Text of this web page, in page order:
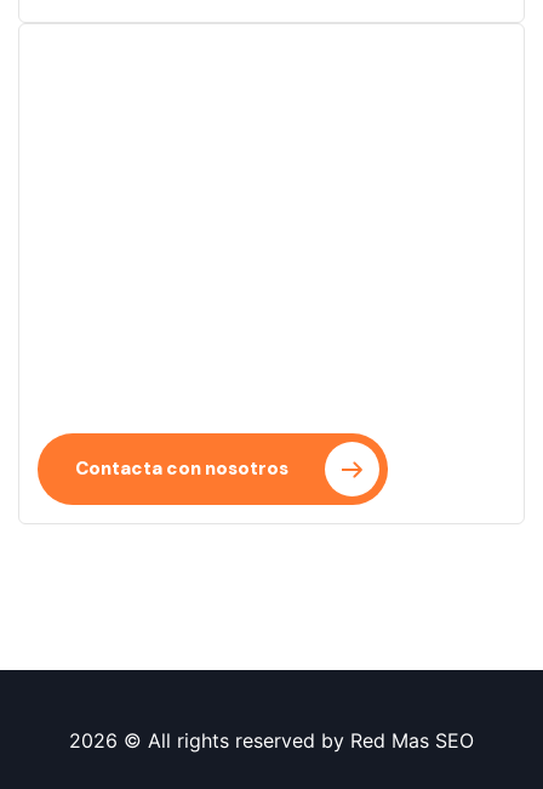
Contacta con nosotros
2026 © All rights reserved by Red Mas SEO